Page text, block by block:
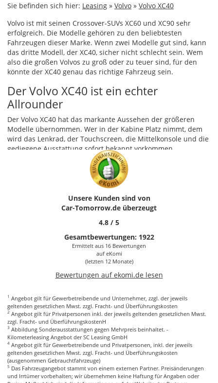
Sie befinden sich hier: Leasing » Volvo » Volvo XC40
Volvo ist mit seinen Crossover-SUVs XC60 und XC90 sehr
erfolgreich. Die Modelle gehören zu den beliebtesten
Fahrzeugen dieser Marke. Wenn zwei Modelle gut sind, kann
das dritte Modell, der XC40, sicher nicht schlecht sein. Wem
also die großen Volvos zu groß oder zu teuer sind, für den
könnte der XC40 genau das richtige Fahrzeug sein.
Der Volvo XC40 ist ein echter
Allrounder
Der Volvo XC40 hat das markante Aussehen der größeren
Modelle übernommen. Wer in der Kabine Platz nimmt, dem
wird das Lenkrad, der Touchscreen, die Mittelkonsole und die
gediegene Ausstattung sofort bekannt vorkommen.
Zahlreiche Ablagefächer im Innenraum eignen sich zur
Aufbewahrung kleinerer Gegenstände. Die umlegbaren
Rücksitze helfen den rückwärtigen Laderaum optimal zu
Volvo XC40 Leasen ab282,85 €1
Von einem Hersteller dessen guter Ruf auch auf der
Fahrhilfen und Sicherheitsfunktionen heute Standard. Jeder
XC40 ist mit der City-Sicherheitsfunktion von Volvo
ausgestattet, die den Fahrer warnt, wenn sie eine drohende
Radfahrer oder einem großen Tier befürchtet. Die
nicht schnell genug reagiert.
Auch das optionale hintere Querverkehrs-Alarmsystem führt
ebenfalls eine automatische Notbremsung aus, wenn beim
Rückwärtsfahren eine Kollision droht. Zu den Standard-
Sicherheitsfunktionen gehören die Volvo On Call-
Kommunikation, eine Rückfahrkamera, eine Warnung vor
Fahrbahnabweichung Andere Systeme umfassen
Scheinwerfer, die sich beim Einschlag des Lenkrads drehen,
Unsere Kunden sind von
Car-Tomorrow.de überzeugt
4.8 / 5
Gesamtbewertungen: 1922
Ermittelt aus 16 Bewertungen
auf eKomi
(letzten 12 Monate)
Bewertungen auf ekomi.de lesen
1 Angebot gilt für Gewerbetreibende und Unternehmer, zzgl. der jeweils
geltenden gesetzlichen Mwst. zzgl. Fracht- und Überführungskosten
2 Angebot gilt für Privatpersonen inkl. der jeweils geltenden gesetzlichen Mwst.
zzgl. Fracht- und ÜberführungskostenH
3 Abbildung Sonderausstattungen gegen Mehrpreis beinhaltet. -
Kilometerleasing Angebot der SC Leasing GmbH
4 Angebot gilt für Gewerbetreibende und Privatpersonen, inkl. der jeweils
geltenden gesetzlichen Mwst. zzgl. Fracht- und Überführungskosten
(ausgenommen Gebrauchtfahrzeuge)
5 Das Fahrzeugangebot stammt von einem externen Partner. Preisänderungen
und Irrtümer vorbehalten; wir übernehmen keine Haftung für Angaben oder